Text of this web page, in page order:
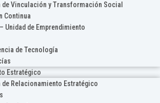
de Vinculación y Transformación Social
Continua
Unidad de Emprendimiento
de Tecnología
Estratégico
de Relacionamiento Estratégico